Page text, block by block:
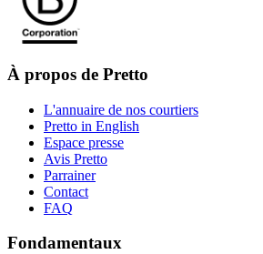
À propos de Pretto
L'annuaire de nos courtiers
Pretto in English
Espace presse
Avis Pretto
Parrainer
Contact
FAQ
Fondamentaux